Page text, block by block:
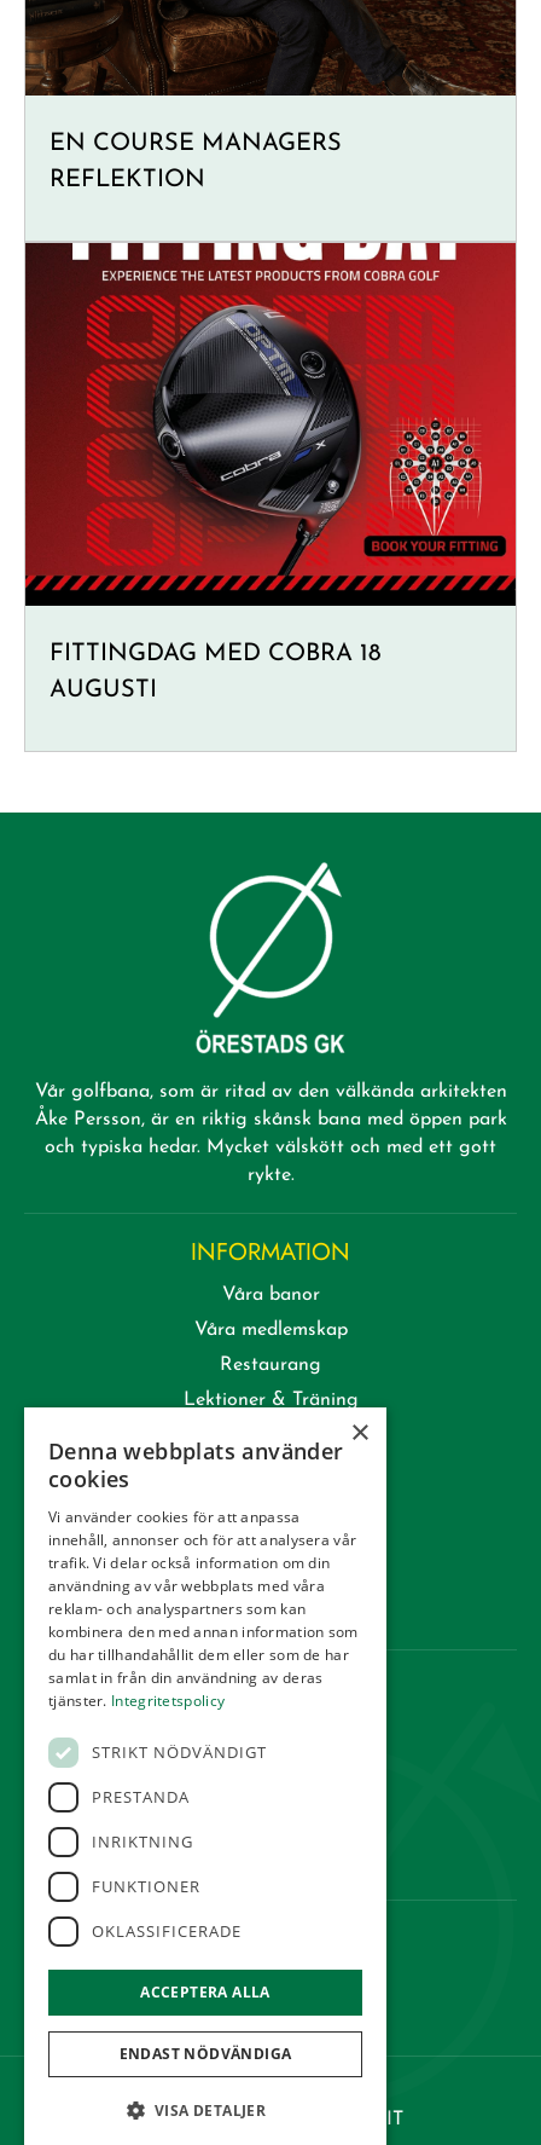
EN COURSE MANAGERS
REFLEKTION
FITTINGDAG MED COBRA 18
AUGUSTI
Vår golfbana, som är ritad av den välkända arkitekten
Åke Persson, är en riktig skånsk bana med öppen park
och typiska hedar. Mycket välskött och med ett gott
rykte.
INFORMATION
Våra banor
Våra medlemskap
Restaurang
Lektioner & Träning
Tävling
Integritetspolicy
Webbshop
KONTAKT
Golfvägen
FÖLJ OSS
Hemsidan levereras av Kust IT
×
Denna webbplats använder
cookies
Vi använder cookies för att anpassa
innehåll, annonser och för att analysera vår
trafik. Vi delar också information om din
användning av vår webbplats med våra
reklam- och analyspartners som kan
kombinera den med annan information som
du har tillhandahållit dem eller som de har
samlat in från din användning av deras
tjänster. Integritetspolicy
STRIKT NÖDVÄNDIGT
PRESTANDA
INRIKTNING
FUNKTIONER
OKLASSIFICERADE
ACCEPTERA ALLA
ENDAST NÖDVÄNDIGA
VISA DETALJER